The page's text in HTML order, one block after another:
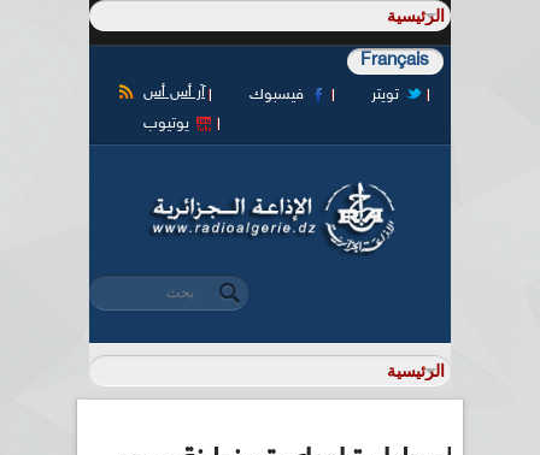
Français
آر أس أس فيسبوك
تويتر
يوتيوب
استمارة البحث
‏بحث ‏